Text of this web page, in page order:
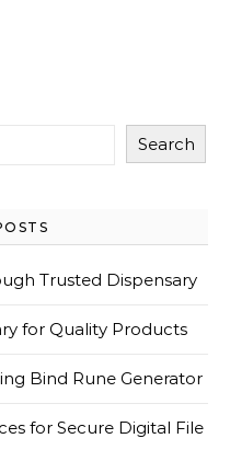
Search
Trusted Dispensary
for Quality Products
Bind Rune Generator
for Secure Digital File